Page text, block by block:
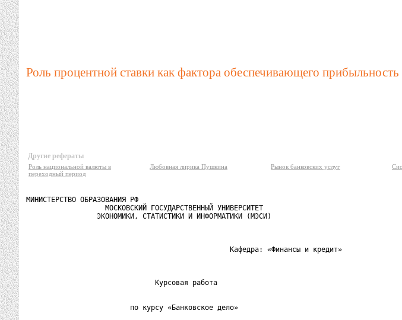
Роль процентной ставки как фактора обеспечивающего прибыльность
Другие рефераты
Роль национальной валюты в
переходный период
Любовная лирика Пушкина Рынок банковских услуг
МИНИСТЕРСТВО ОБРАЗОВАНИЯ РФ
                   МОСКОВСКИЙ ГОСУДАРСТВЕННЫЙ УНИВЕРСИТЕТ
                 ЭКОНОМИКИ, СТАТИСТИКИ И ИНФОРМАТИКИ (МЭСИ)
                                                 Кафедра: «Финансы и кредит»
                               Курсовая работа
                         по курсу «Банковское дело»